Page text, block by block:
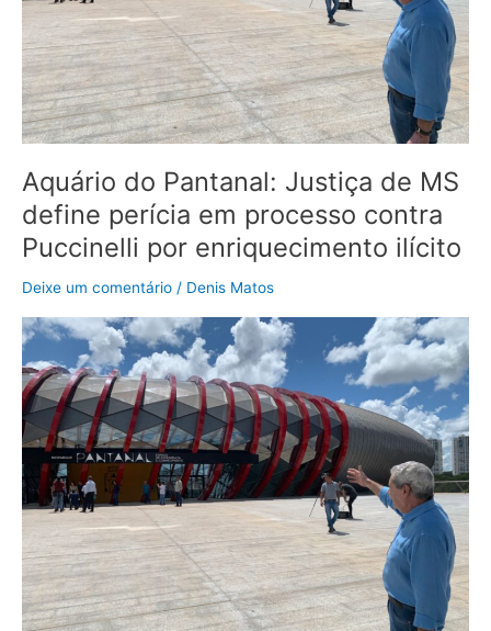
Aquário do Pantanal: Justiça de MS
define perícia em processo contra
Puccinelli por enriquecimento ilícito
Deixe um comentário / Denis Matos
processo
contra
Puccinelli
por
enriquecimento